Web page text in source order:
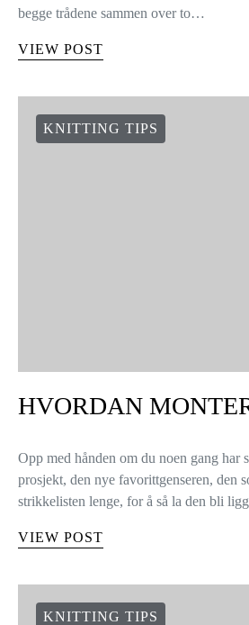
begge trådene sammen over to…
VIEW POST
KNITTING TIPS
HVORDAN
Opp med hånden om du noen gang har
prosjekt, den nye favorittgenseren, den
strikkelisten lenge, for å så la den bli
VIEW POST
KNITTING TIPS